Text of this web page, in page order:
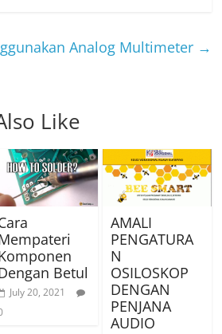
Analog Multimeter →
Like
Betul
July 20, 2021
AMALI
PENGATURA
N
OSILOSKOP
DENGAN
PENJANA
AUDIO